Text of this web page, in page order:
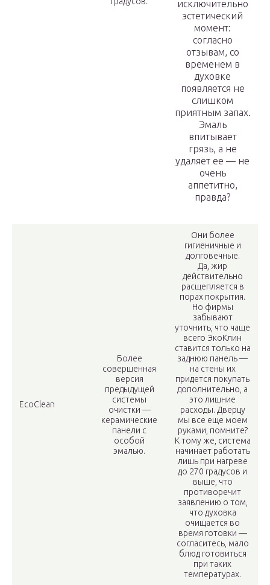
исключительно
эстетический
момент:
согласно
отзывам, со
временем в
духовке
появляется не
слишком
приятным запах.
Эмаль
впитывает
грязь, а не
удаляет ее — не
очень
аппетитно,
правда?
EcoClean
Более
совершенная
версия
предыдущей
системы
очистки —
керамические
панели с
особой
эмалью.
Они более
гигиеничные и
долговечные.
Да, жир
действительно
расщепляется в
порах покрытия.
Но фирмы
забывают
уточнить, что чаще
всего ЭкоКлин
ставится только на
заднюю панель —
на стены их
придется покупать
дополнительно, а
это лишние
расходы. Дверцу
мы все еще моем
руками, помните?
К тому же, система
начинает работать
лишь при нагреве
до 270 градусов и
выше, что
противоречит
заявлению о том,
что духовка
очищается во
время готовки —
согласитесь, мало
блюд готовиться
при таких
температурах.